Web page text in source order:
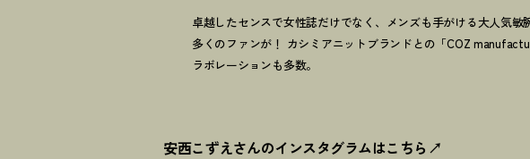
卓越したセンスで女性誌だけでなく、メンズも手がける大人気
多くのファンが ！ カシミアニットブランドとの「COZ
ラボレーションも多数。
安西こずえさんのインスタグラムはこちら